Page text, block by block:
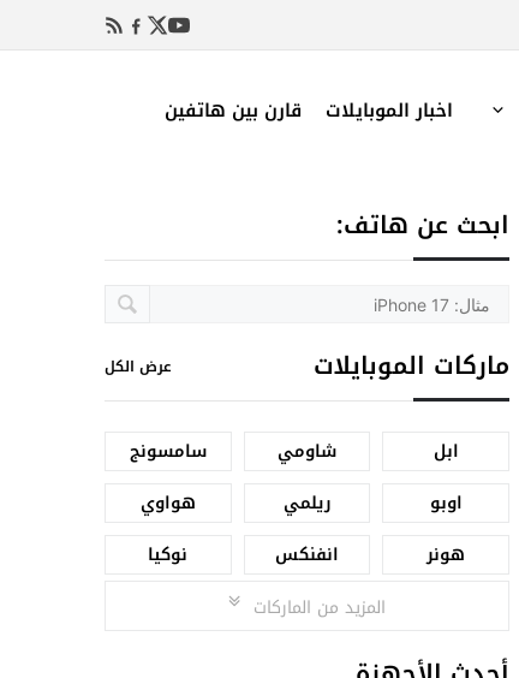
اخبار الموبايلات قارن بين هاتفين
ابحث عن هاتف:
ماركات الموبايلات عرض الكل
ابل شاومي
سامسونج
اوبو
ريلمي
هواوي
هونر
انفنكس
نوكيا
المزيد من الماركات